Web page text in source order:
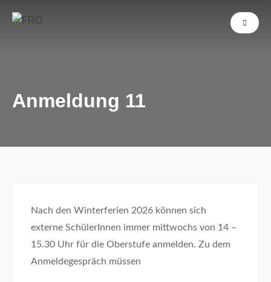
Anmeldung 11
Nach den Winterferien 2026 können sich
externe SchülerInnen immer mittwochs von 14 –
15.30 Uhr für die Oberstufe anmelden. Zu dem
Anmeldegespräch müssen